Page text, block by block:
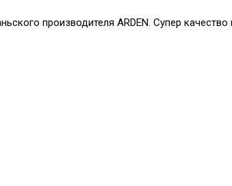
производителя ARDEN. Супер качество